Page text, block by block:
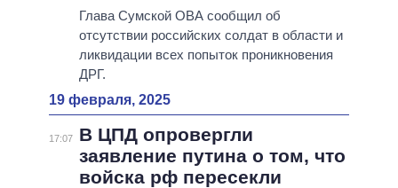
Глава Сумской ОВА сообщил об
отсутствии российских солдат в области и
ликвидации всех попыток проникновения
ДРГ.
19 февраля, 2025
17:07
В ЦПД опровергли
заявление путина о том, что
войска рф пересекли